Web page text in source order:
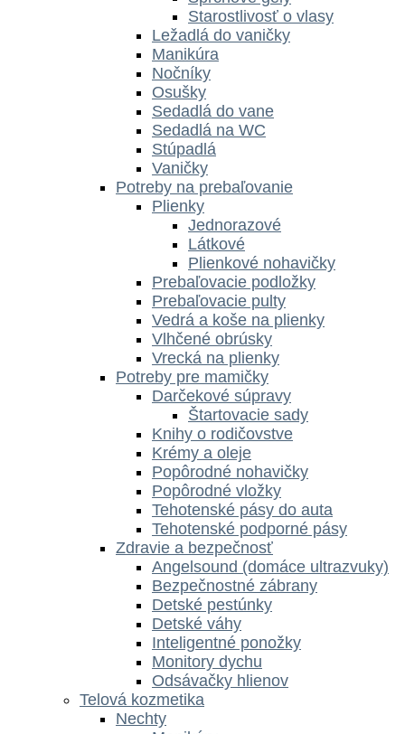
Starostlivosť o vlasy
Ležadlá do vaničky
Manikúra
Nočníky
Osušky
Sedadlá do vane
Sedadlá na WC
Stúpadlá
Vaničky
Potreby na prebaľovanie
Plienky
Jednorazové
Látkové
Plienkové nohavičky
Prebaľovacie podložky
Prebaľovacie pulty
Vedrá a koše na plienky
Vlhčené obrúsky
Vrecká na plienky
Potreby pre mamičky
Darčekové súpravy
Štartovacie sady
Knihy o rodičovstve
Krémy a oleje
Popôrodné nohavičky
Popôrodné vložky
Tehotenské pásy do auta
Tehotenské podporné pásy
Zdravie a bezpečnosť
Angelsound (domáce ultrazvuky)
Bezpečnostné zábrany
Detské pestúnky
Detské váhy
Inteligentné ponožky
Monitory dychu
Odsávačky hlienov
Telová kozmetika
Nechty